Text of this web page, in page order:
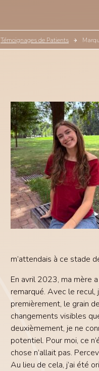
Témoignages de Patients
m’attendais à ce stade
En avril 2023, ma mère
remarqué. Avec le recul,
premièrement, le grain
changements visibles
deuxièmement, je ne
potentiel. Pour moi, ce
chose n’allait pas.
Au lieu de cela, j’ai été